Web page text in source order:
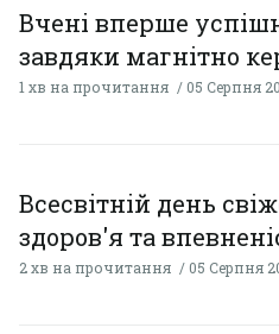
Вчені вперше
завдяки магнітно
1 хв на прочитання 05 Серпня
Всесвітній день
здоров'я та
2 хв на прочитання 05 Серпня